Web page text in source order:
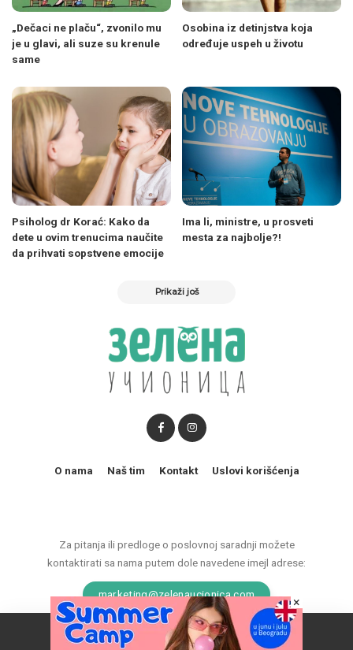
„Dečaci ne plaču“, zvonilo mu
je u glavi, ali suze su krenule
same
Osobina iz detinjstva koja
određuje uspeh u životu
Psiholog dr Korać: Kako da
dete u ovim trenucima naučite
da prihvati sopstvene emocije
Ima li, ministre, u prosveti
mesta za najbolje?!
Prikaži još
Za pitanja ili predloge o poslovnoj saradnji možete
kontaktirati sa nama putem dole navedene imejl adrese:
marketing@zelenaucionica.com
O nama Naš tim Kontakt Uslovi korišćenja
Naš vebsajt koristi kolačiće da poboljša vaše iskustvo.
×